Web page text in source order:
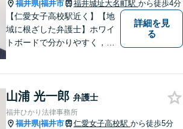
福井県|福井市 福井城址大名町駅 から徒歩4分
【仁愛女子高校駅近く】【地
域に根ざした弁護士】ホワイ
トボードで分かりやすく，納
幅広く対応可能。【明確な料
金体系】法律トラブルでお悩
むの方は、お気軽にご相談く
詳細を見
る
山浦 光一郎 弁護士
福井ひかり法律事務所
福井県|福井市 仁愛女子高校駅 から徒歩5分